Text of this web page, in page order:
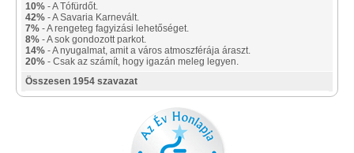
10% - A Tófürdőt.
42% - A Savaria Karnevált.
7% - A rengeteg fagyizási lehetőséget.
8% - A sok gondozott parkot.
14% - A nyugalmat, amit a város atmoszférája áraszt.
20% - Csak az számít, hogy igazán meleg legyen.
Összesen 1954 szavazat